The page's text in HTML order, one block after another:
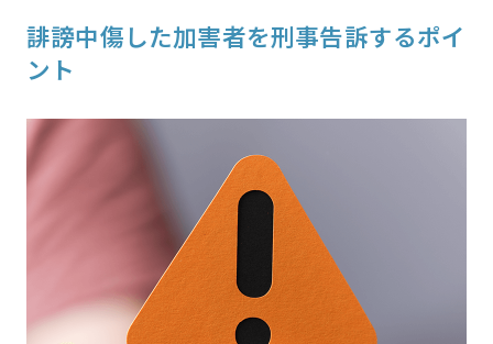
誹謗中傷した加害者を刑事告訴するポイ
ント